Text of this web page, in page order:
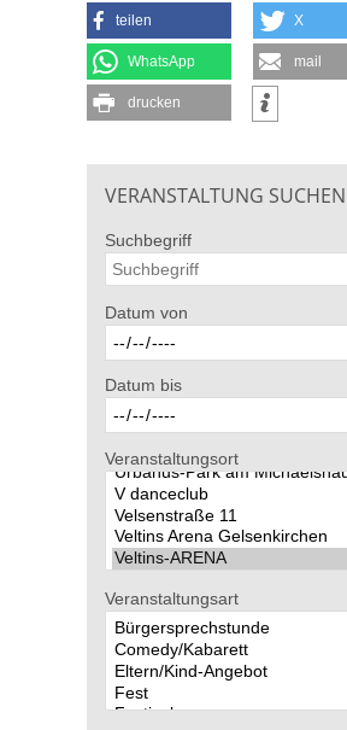
teilen X
WhatsApp mail
drucken
VERANSTALTUNG SUCHEN
Suchbegriff
Datum von
Datum bis
Veranstaltungsort
Veranstaltungsart